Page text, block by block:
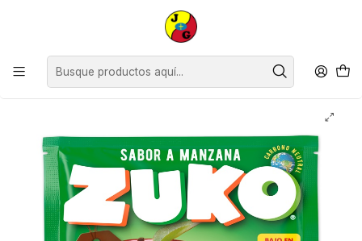
Disponible sólo Retiro en Tienda Osorno.
Bebidas Jugos y Aguas
Jugo en Polvo Zuko Manzana ( 10 UD )